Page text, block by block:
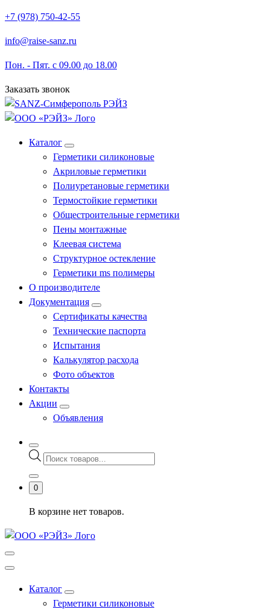
Перейти
содержимому
+7 (978) 750-42-55
info@raise-sanz.ru
Пон. - Пят. с 09.00 до 18.00
Заказать звонок
Каталог
Герметики силиконовые
Акриловые герметики
Полиуретановые герметики
Термостойкие герметики
Общестроительные герметики
Пены монтажные
Клеевая система
Структурное остекление
Герметики ms полимеры
О производителе
Документация
Сертификаты качества
Технические паспорта
Испытания
Калькулятор расхода
Фото объектов
Контакты
Акции
Объявления
Поиск
0
В корзине нет товаров.
Каталог
Герметики силиконовые